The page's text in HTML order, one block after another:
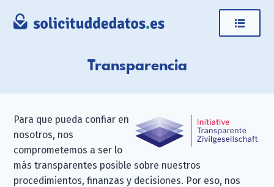
Transparencia
Para que pueda confiar en
nosotros, nos
comprometemos a ser lo
más transparentes posible sobre nuestros
procedimientos, finanzas y decisiones. Por eso, nos